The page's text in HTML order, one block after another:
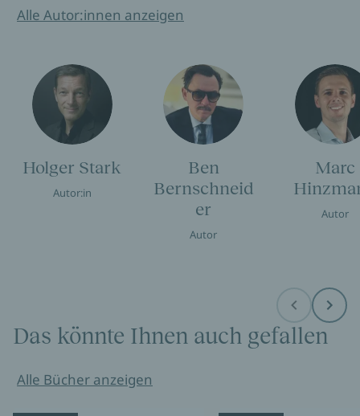
Alle Autor:innen anzeigen
Holger Stark
Autor:in
Ben
Bernschneid
er
Autor
Marc
Autor
Before Next
Das könnte Ihnen auch gefallen
Alle Bücher anzeigen